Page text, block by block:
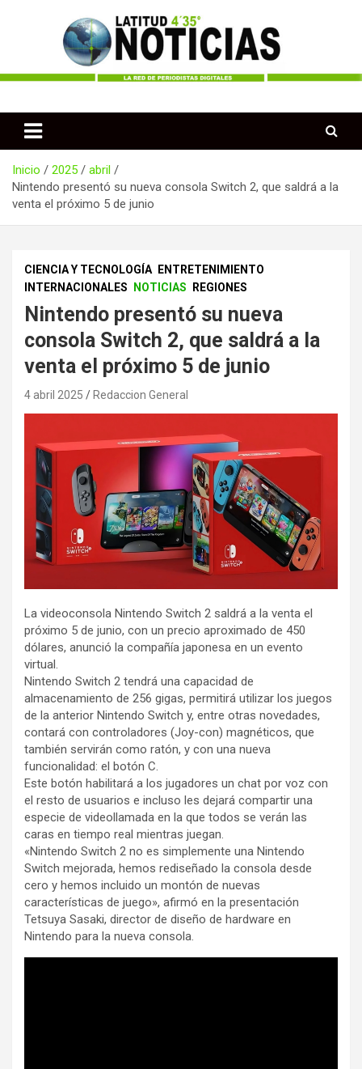
Latitud 435 Noticias
Inicio 2025
abril
Nintendo presentó su nueva consola Switch 2, que saldrá a la
venta el próximo 5 de junio
CIENCIA Y TECNOLOGÍA
ENTRETENIMIENTO
INTERNACIONALES
NOTICIAS REGIONES
Nintendo presentó su nueva
consola Switch 2, que saldrá a la
venta el próximo 5 de junio
4 abril 2025 Redaccion General
La videoconsola Nintendo Switch 2 saldrá a la venta el
próximo 5 de junio, con un precio aproximado de 450
dólares, anunció la compañía japonesa en un evento
virtual.
Nintendo Switch 2 tendrá una capacidad de
almacenamiento de 256 gigas, permitirá utilizar los juegos
de la anterior Nintendo Switch y, entre otras novedades,
contará con controladores (Joy-con) magnéticos, que
también servirán como ratón, y con una nueva
funcionalidad: el botón C.
Este botón habilitará a los jugadores un chat por voz con
el resto de usuarios e incluso les dejará compartir una
especie de videollamada en la que todos se verán las
caras en tiempo real mientras juegan.
«Nintendo Switch 2 no es simplemente una Nintendo
Switch mejorada, hemos rediseñado la consola desde
cero y hemos incluido un montón de nuevas
características de juego», afirmó en la presentación
Tetsuya Sasaki, director de diseño de hardware en
Nintendo para la nueva consola.